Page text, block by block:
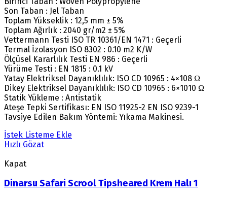
Son Taban : Jel Taban
Toplam Yükseklik : 12,5 mm ± 5%
Toplam Ağırlık : 2040 gr/m2 ± 5%
Vettermann Testi ISO TR 10361/EN 1471 : Geçerli
Termal İzolasyon ISO 8302 : 0.10 m2 K/W
Ölçüsel Kararlılık Testi EN 986 : Geçerli
Yürüme Testi : EN 1815 : 0.1 kV
Yatay Elektriksel Dayanıklılık: ISO CD 10965 : 4×108 Ω
Dikey Elektriksel Dayanıklılık: ISO CD 10965 : 6×1010 Ω
Statik Yükleme : Antistatik
Ateşe Tepki Sertifikası: EN ISO 11925-2 EN ISO 9239-1
Tavsiye Edilen Bakım Yöntemi: Yıkama Makinesi.
İstek Listeme Ekle
Hızlı Gözat
Kapat
Dinarsu Safari Scrool Tipsheared Krem Halı 1